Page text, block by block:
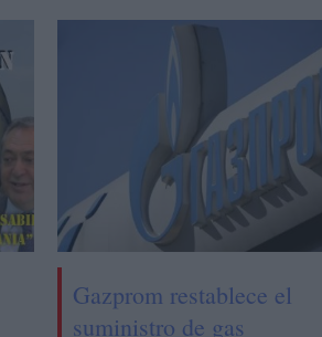
Gazprom restablece el
suministro de gas